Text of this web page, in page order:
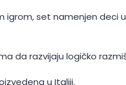
igrom, set namenjen deci
da razvijaju logičko
u Italiji.